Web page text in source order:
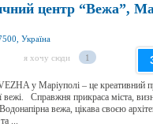
центр “Вежа”,
Україна
я хочу сюди 1
у Маріуполі – це креативний
вежі. Справжня прикраса міста,
вежа, цікава своєю
...